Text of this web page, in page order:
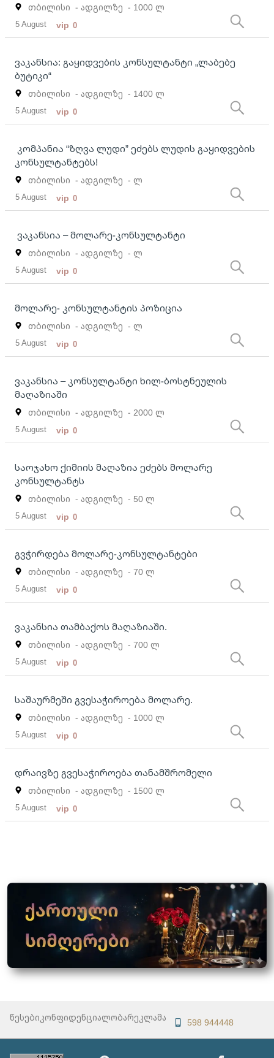
თბილისი - ადგილზე - 1000 ლ
5 August vip 0
ვაკანსია: გაყიდვების კონსულტანტი „ლაბებე
ბუტიკი“
თბილისი - ადგილზე - 1400 ლ
5 August vip 0
კომპანია “ზღვა ლუდი” ეძებს ლუდის გაყიდვების
კონსულტანტებს!
თბილისი - ადგილზე - ლ
5 August vip 0
ვაკანსია – მოლარე-კონსულტანტი
თბილისი - ადგილზე - ლ
5 August vip 0
მოლარე- კონსულტანტის პოზიცია
თბილისი - ადგილზე - ლ
5 August vip 0
ვაკანსია – კონსულტანტი ხილ-ბოსტნეულის
მაღაზიაში
თბილისი - ადგილზე - 2000 ლ
5 August vip 0
საოჯახო ქიმიის მაღაზია ეძებს მოლარე
კონსულტანტს
თბილისი - ადგილზე - 50 ლ
5 August vip 0
გვჭირდება მოლარე-კონსულტანტები
თბილისი - ადგილზე - 70 ლ
5 August vip 0
ვაკანსია თამბაქოს მაღაზიაში.
თბილისი - ადგილზე - 700 ლ
5 August vip 0
საშაურმეში გვესაჭიროება მოლარე.
თბილისი - ადგილზე - 1000 ლ
5 August vip 0
დრაივზე გვესაჭიროება თანამშრომელი
თბილისი - ადგილზე - 1500 ლ
5 August vip 0
წესებიკონფიდენციალობარეკლამა 598 944448